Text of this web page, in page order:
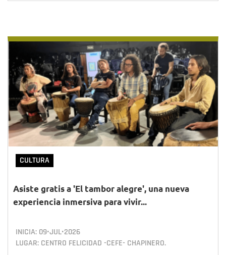
CULTURA
Asiste gratis a 'El tambor alegre', una nueva
experiencia inmersiva para vivir...
INICIA: 09•JUL•2026
LUGAR: CENTRO FELICIDAD -CEFE- CHAPINERO.